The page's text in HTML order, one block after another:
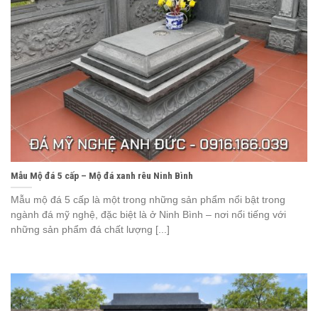
Mẫu Mộ đá 5 cấp – Mộ đá xanh rêu Ninh Bình
Mẫu mộ đá 5 cấp là một trong những sản phẩm nổi bật trong
ngành đá mỹ nghệ, đặc biệt là ở Ninh Bình – nơi nổi tiếng với
những sản phẩm đá chất lượng [...]